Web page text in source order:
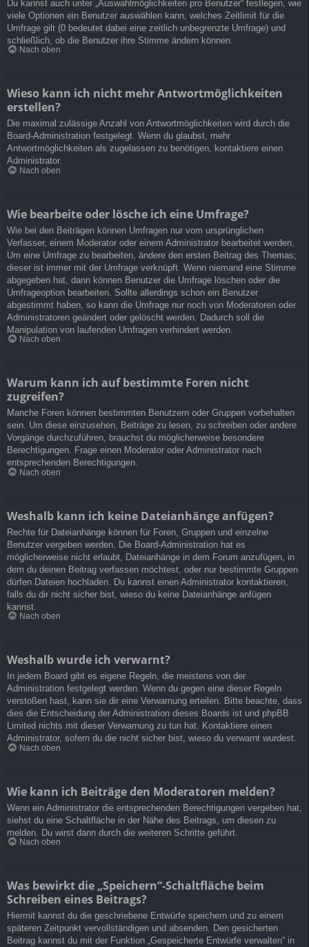
Du kannst auch unter „Auswahlmöglichkeiten pro Benutzer“ festlegen, wie
viele Optionen ein Benutzer auswählen kann, welches Zeitlimit für die
Umfrage gilt (0 bedeutet dabei eine zeitlich unbegrenzte Umfrage) und
schließlich, ob die Benutzer ihre Stimme ändern können.
Nach oben
Wieso kann ich nicht mehr Antwortmöglichkeiten
erstellen?
Die maximal zulässige Anzahl von Antwortmöglichkeiten wird durch die
Board-Administration festgelegt. Wenn du glaubst, mehr
Antwortmöglichkeiten als zugelassen zu benötigen, kontaktiere einen
Administrator.
Nach oben
Wie bearbeite oder lösche ich eine Umfrage?
Wie bei den Beiträgen können Umfragen nur vom ursprünglichen
Verfasser, einem Moderator oder einem Administrator bearbeitet werden.
Um eine Umfrage zu bearbeiten, ändere den ersten Beitrag des Themas;
dieser ist immer mit der Umfrage verknüpft. Wenn niemand eine Stimme
abgegeben hat, dann können Benutzer die Umfrage löschen oder die
Umfrageoption bearbeiten. Sollte allerdings schon ein Benutzer
abgestimmt haben, so kann die Umfrage nur noch von Moderatoren oder
Administratoren geändert oder gelöscht werden. Dadurch soll die
Manipulation von laufenden Umfragen verhindert werden.
Nach oben
Warum kann ich auf bestimmte Foren nicht
zugreifen?
Manche Foren können bestimmten Benutzern oder Gruppen vorbehalten
sein. Um diese einzusehen, Beiträge zu lesen, zu schreiben oder andere
Vorgänge durchzuführen, brauchst du möglicherweise besondere
Berechtigungen. Frage einen Moderator oder Administrator nach
entsprechenden Berechtigungen.
Nach oben
Weshalb kann ich keine Dateianhänge anfügen?
Rechte für Dateianhänge können für Foren, Gruppen und einzelne
Benutzer vergeben werden. Die Board-Administration hat es
möglicherweise nicht erlaubt, Dateianhänge in dem Forum anzufügen, in
dem du deinen Beitrag verfassen möchtest, oder nur bestimmte Gruppen
dürfen Dateien hochladen. Du kannst einen Administrator kontaktieren,
falls du dir nicht sicher bist, wieso du keine Dateianhänge anfügen
kannst.
Nach oben
Weshalb wurde ich verwarnt?
In jedem Board gibt es eigene Regeln, die meistens von der
Administration festgelegt werden. Wenn du gegen eine dieser Regeln
verstoßen hast, kann sie dir eine Verwarnung erteilen. Bitte beachte, dass
dies die Entscheidung der Administration dieses Boards ist und phpBB
Limited nichts mit dieser Verwarnung zu tun hat. Kontaktiere einen
Administrator, sofern du die nicht sicher bist, wieso du verwarnt wurdest.
Nach oben
Wie kann ich Beiträge den Moderatoren melden?
Wenn ein Administrator die entsprechenden Berechtigungen vergeben hat,
siehst du eine Schaltfläche in der Nähe des Beitrags, um diesen zu
melden. Du wirst dann durch die weiteren Schritte geführt.
Nach oben
Was bewirkt die „Speichern“-Schaltfläche beim
Schreiben eines Beitrags?
Hiermit kannst du die geschriebene Entwürfe speichern und zu einem
späteren Zeitpunkt vervollständigen und absenden. Den gesicherten
Beitrag kannst du mit der Funktion „Gespeicherte Entwürfe verwalten“ in